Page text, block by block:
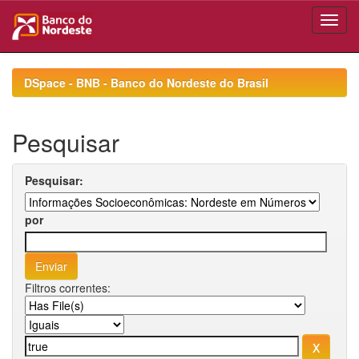
navigationDSpace - BNB - Banco do Nordeste do Brasil
Pesquisar
Pesquisar:
por
Filtros correntes: